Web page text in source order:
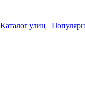
Каталог улиц